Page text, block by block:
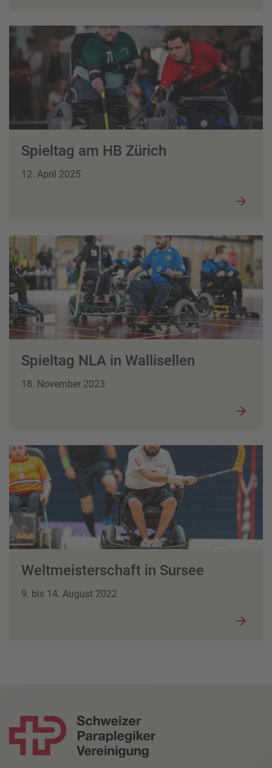
Spieltag am HB Zürich
12. April 2025
Spieltag NLA in Wallisellen
18. November 2023
Weltmeisterschaft in Sursee
9. bis 14. August 2022